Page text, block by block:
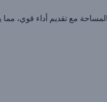
مع تقديم أداء قوي، مما